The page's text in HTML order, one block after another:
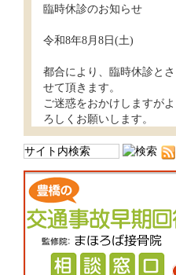
臨時休診のお知らせ
令和8年8月8日(土)
都合により、臨時休診とさ
せて頂きます。
ご迷惑をおかけしますがよ
ろしくお願いします。